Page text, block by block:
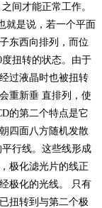
间才能正常工作。
就是说，若一个平面
东西向排列，而位
度扭转的状态。由于
过液晶时也被扭转
重新垂 直排列，使
的第二个特点是它
四面八方随机发散
行线。这些线形成
极化滤光片的线正
极化的光线。 只有
扭转到与第二个极